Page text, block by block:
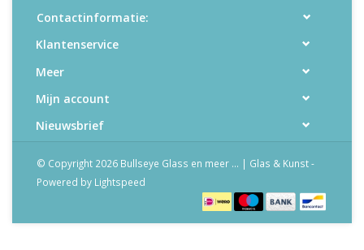
Contactinformatie:
Klantenservice
Meer
Mijn account
Nieuwsbrief
© Copyright 2026 Bullseye Glass en meer ... | Glas & Kunst -
Powered by Lightspeed